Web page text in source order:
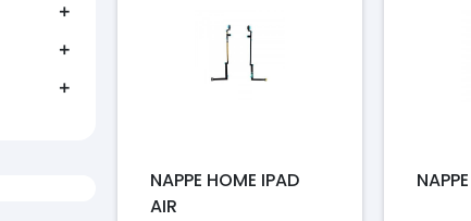
add
add
add
NAPPE HOME IPAD
AIR